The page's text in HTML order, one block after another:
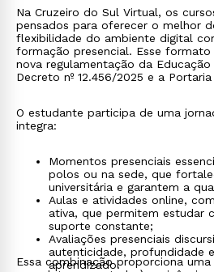
Na Cruzeiro do Sul Virtual, os
pensados para oferecer o melhor
flexibilidade do ambiente digital
formação presencial. Esse formato
nova regulamentação da
Decreto nº 12.456/2025 e a Portaria
O estudante participa de uma
integra:
Momentos presenciais
polos ou na sede, que
universitária e garantem a
Aulas e atividades online,
ativa, que permitem estudar
suporte constante;
Avaliações presenciais
autenticidade, profundidade
aprendizado.
Essa combinação proporciona